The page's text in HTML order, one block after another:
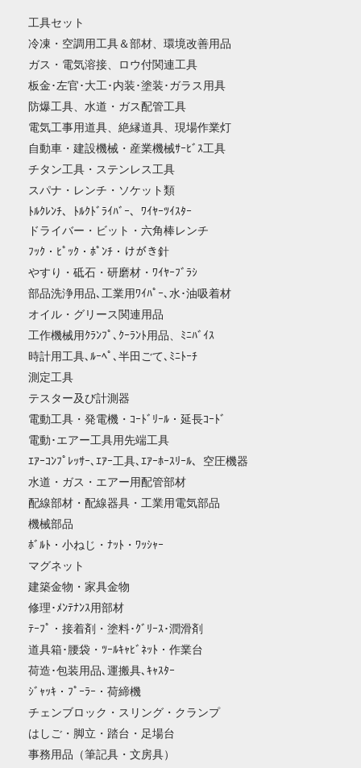
工具セット
冷凍・空調用工具＆部材、環境改善用品
ガス・電気溶接、ロウ付関連工具
板金･左官･大工･内装･塗装･ガラス用具
防爆工具、水道・ガス配管工具
電気工事用道具、絶縁道具、現場作業灯
自動車・建設機械・産業機械ｻｰﾋﾞｽ工具
チタン工具・ステンレス工具
スパナ・レンチ・ソケット類
ﾄﾙｸﾚﾝﾁ、ﾄﾙｸﾄﾞﾗｲﾊﾞｰ、ﾜｲﾔｰﾂｲｽﾀｰ
ドライバー・ビット・六角棒レンチ
ﾌｯｸ・ﾋﾟｯｸ・ﾎﾟﾝﾁ・けがき針
やすり・砥石・研磨材・ﾜｲﾔｰﾌﾞﾗｼ
部品洗浄用品､工業用ﾜｲﾊﾟｰ､水･油吸着材
オイル・グリース関連用品
工作機械用ｸﾗﾝﾌﾟ､ｸｰﾗﾝﾄ用品、ﾐﾆﾊﾞｲｽ
時計用工具､ﾙｰﾍﾟ､半田ごて､ﾐﾆﾄｰﾁ
測定工具
テスター及び計測器
電動工具・発電機・ｺｰﾄﾞﾘｰﾙ・延長ｺｰﾄﾞ
電動･エアー工具用先端工具
ｴｱｰｺﾝﾌﾟﾚｯｻｰ､ｴｱｰ工具､ｴｱｰﾎｰｽﾘｰﾙ、空圧機器
水道・ガス・エアー用配管部材
配線部材・配線器具・工業用電気部品
機械部品
ﾎﾞﾙﾄ・小ねじ・ﾅｯﾄ・ﾜｯｼｬｰ
マグネット
建築金物・家具金物
修理･ﾒﾝﾃﾅﾝｽ用部材
ﾃｰﾌﾟ・接着剤・塗料･ｸﾞﾘｰｽ･潤滑剤
道具箱･腰袋・ﾂｰﾙｷｬﾋﾞﾈｯﾄ・作業台
荷造･包装用品､運搬具､ｷｬｽﾀｰ
ｼﾞｬｯｷ・ﾌﾟｰﾗｰ・荷締機
チェンブロック・スリング・クランプ
はしご・脚立・踏台・足場台
事務用品（筆記具・文房具）